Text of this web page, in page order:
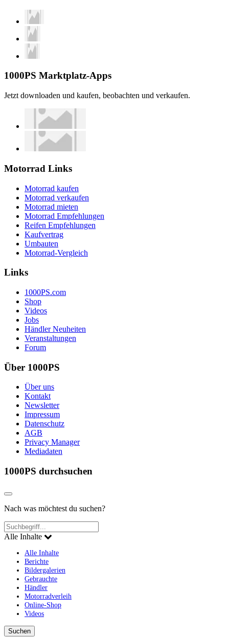
1000PS Marktplatz-Apps
Jetzt downloaden und kaufen, beobachten und verkaufen.
Motorrad Links
Motorrad kaufen
Motorrad verkaufen
Motorrad mieten
Motorrad Empfehlungen
Reifen Empfehlungen
Kaufvertrag
Umbauten
Motorrad-Vergleich
Links
1000PS.com
Shop
Videos
Jobs
Händler Neuheiten
Veranstaltungen
Forum
Über 1000PS
Über uns
Kontakt
Newsletter
Impressum
Datenschutz
AGB
Privacy Manager
Mediadaten
1000PS durchsuchen
Nach was möchtest du suchen?
Alle Inhalte
Alle Inhalte
Berichte
Bildergalerien
Gebrauchte
Händler
Motorradverleih
Online-Shop
Videos
Suchen